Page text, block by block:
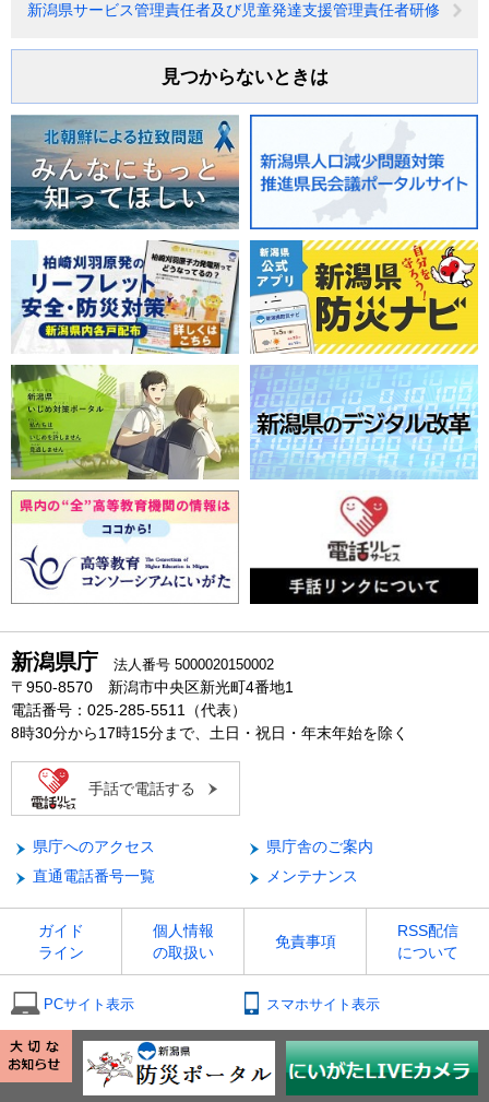
新潟県サービス管理責任者及び児童発達支援管理責任者研修
見つからないときは
新潟県庁 法人番号 5000020150002
〒950-8570 新潟市中央区新光町4番地1
電話番号：025-285-5511（代表）
8時30分から17時15分まで、土日・祝日・年末年始を除く
手話で電話する
県庁へのアクセス
県庁舎のご案内
直通電話番号一覧
メンテナンス
ガイド
ライン
個人情報
の取扱い
免責事項
RSS配信
について
PCサイト表示 スマホサイト表示